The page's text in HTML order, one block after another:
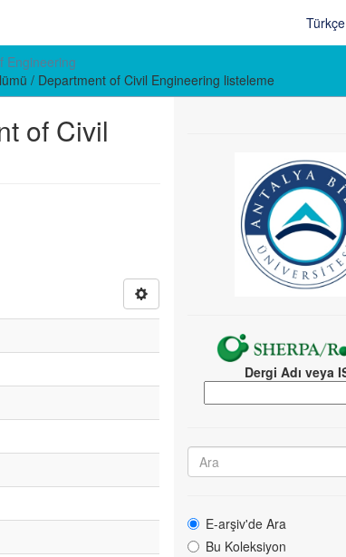
Türkçe
Engineering
/ Department of Civil Engineering listeleme
of Civil
Dergi Adı veya
E-arşiv'de Ara
Bu Koleksiyon